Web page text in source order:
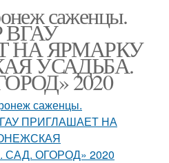
саженцы.
НА ЯРМАРКУ
УСАДЬБА.
2020